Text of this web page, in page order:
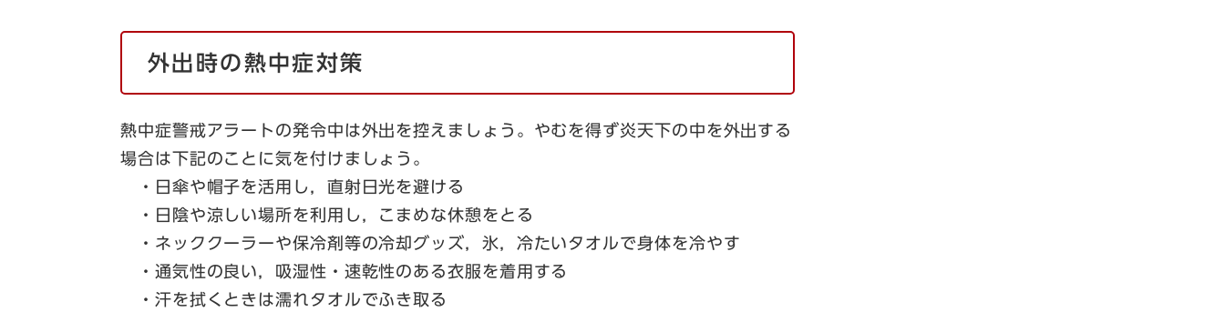
外出時の熱中症対策
熱中症警戒アラートの発令中は外出を控えましょう。やむを得ず炎天下の中を外出する
場合は下記のことに気を付けましょう。
・日傘や帽子を活用し，直射日光を避ける
・日陰や涼しい場所を利用し，こまめな休憩をとる
・ネッククーラーや保冷剤等の冷却グッズ，氷，冷たいタオルで身体を冷やす
・通気性の良い，吸湿性・速乾性のある衣服を着用する
・汗を拭くときは濡れタオルでふき取る